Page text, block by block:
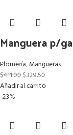
Manguera p/
Plomería,Mangueras
$411.00$329.50
Añadir al carrito
-23%